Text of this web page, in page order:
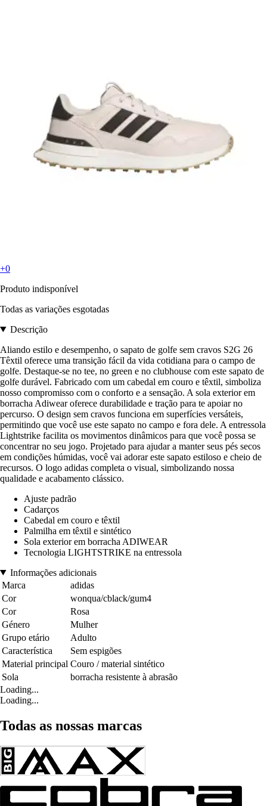
+0
Produto indisponível
Todas as variações esgotadas
Descrição
Aliando estilo e desempenho, o sapato de golfe sem cravos S2G 26
Têxtil oferece uma transição fácil da vida cotidiana para o campo de
golfe. Destaque-se no tee, no green e no clubhouse com este sapato de
golfe durável. Fabricado com um cabedal em couro e têxtil, simboliza
nosso compromisso com o conforto e a sensação. A sola exterior em
borracha Adiwear oferece durabilidade e tração para te apoiar no
percurso. O design sem cravos funciona em superfícies versáteis,
permitindo que você use este sapato no campo e fora dele. A entressola
Lightstrike facilita os movimentos dinâmicos para que você possa se
concentrar no seu jogo. Projetado para ajudar a manter seus pés secos
em condições húmidas, você vai adorar este sapato estiloso e cheio de
recursos. O logo adidas completa o visual, simbolizando nossa
qualidade e acabamento clássico.
Ajuste padrão
Cadarços
Cabedal em couro e têxtil
Palmilha em têxtil e sintético
Sola exterior em borracha ADIWEAR
Tecnologia LIGHTSTRIKE na entressola
Informações adicionais
Marca
adidas
Cor
wonqua/cblack/gum4
Cor
Rosa
Género
Mulher
Grupo etário
Adulto
Característica
Sem espigões
Material principal Couro / material sintético
Sola
borracha resistente à abrasão
Loading...
Loading...
Todas as nossas marcas